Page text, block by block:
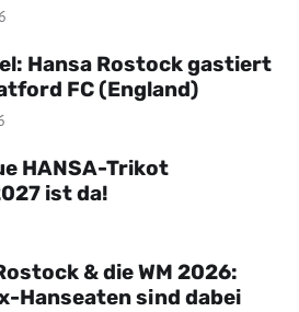
Hansa Rostock gastiert
FC (England)
HANSA-Trikot
ist da!
& die WM 2026:
Hanseaten sind dabei